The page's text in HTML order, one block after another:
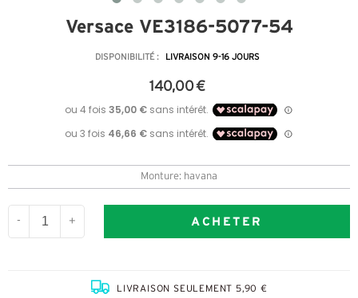
Versace VE3186-5077-54
DISPONIBILITÉ : LIVRAISON 9-16 JOURS
140,00 €
Monture: havana
- + ACHETER
LIVRAISON SEULEMENT 5,90 €